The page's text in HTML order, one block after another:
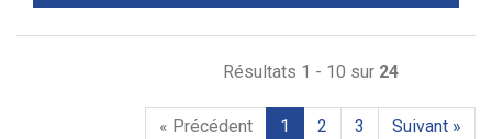
Résultats 1 - 10 sur 24
« Précédent 1 2 3 Suivant »